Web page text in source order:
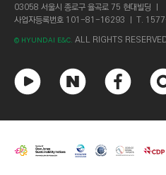
03058 서울시 종로구 율곡로 75 현대빌딩 ㅣ
사업자등록번호 101-81-16293 ㅣ T.
© HYUNDAI E&C. ALL RIGHTS
튜
브
이
이
스
북
스
타